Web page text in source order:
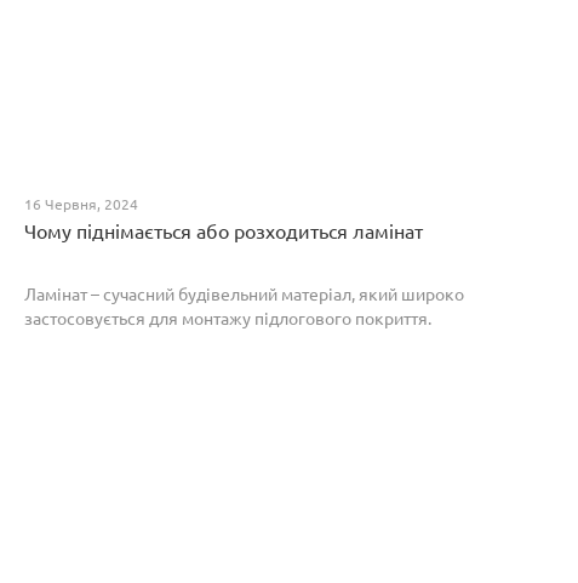
16 Червня, 2024
Чому піднімається або розходиться ламінат
Ламінат – сучасний будівельний матеріал, який широко
застосовується для монтажу підлогового покриття.